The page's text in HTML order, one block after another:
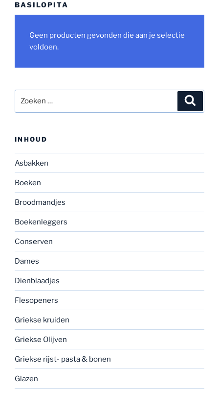
BASILOPITA
Geen producten gevonden die aan je selectie
voldoen.
naar:
INHOUD
Asbakken
Boeken
Broodmandjes
Boekenleggers
Conserven
Dames
Dienblaadjes
Flesopeners
Griekse kruiden
Griekse Olijven
Griekse rijst- pasta & bonen
Glazen